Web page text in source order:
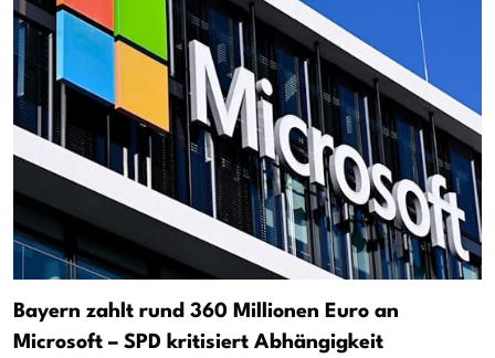
Bayern zahlt rund 360 Millionen Euro an
Microsoft – SPD kritisiert Abhängigkeit